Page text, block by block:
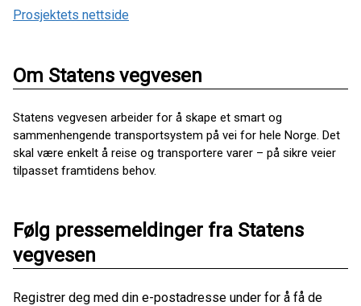
Prosjektets nettside
Om Statens vegvesen
Statens vegvesen arbeider for å skape et smart og
sammenhengende transportsystem på vei for hele Norge. Det
skal være enkelt å reise og transportere varer – på sikre veier
tilpasset framtidens behov.
Følg pressemeldinger fra Statens
vegvesen
Registrer deg med din e-postadresse under for å få de